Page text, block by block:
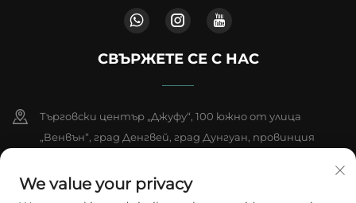
СВЪРЖЕТЕ СЕ С НАС
Търговски център „Джуфу“, 100 южно от улица
„Венвън“, град Денгвей, град Дунгуан, провинция
+86-18802602550
We value your privacy